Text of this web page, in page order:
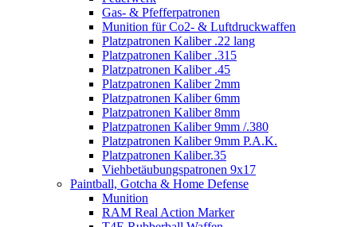
Gas- & Pfefferpatronen
Munition für Co2- & Luftdruckwaffen
Platzpatronen Kaliber .22 lang
Platzpatronen Kaliber .315
Platzpatronen Kaliber .45
Platzpatronen Kaliber 2mm
Platzpatronen Kaliber 6mm
Platzpatronen Kaliber 8mm
Platzpatronen Kaliber 9mm /.380
Platzpatronen Kaliber 9mm P.A.K.
Platzpatronen Kaliber.35
Viehbetäubungspatronen 9x17
Paintball, Gotcha & Home Defense
Munition
RAM Real Action Marker